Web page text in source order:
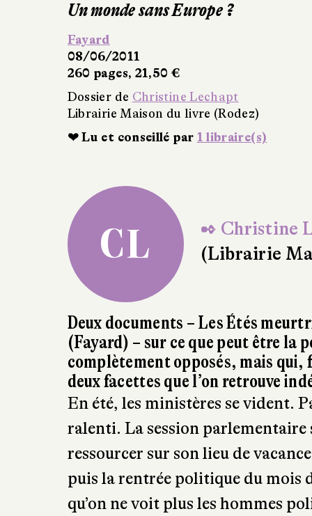
Les Étés meurtriers, Les
12/05/2011
312 pages, 20 €
Dossier deChristine Lechapt
Librairie Maison du livre
❤ Lu et conseillé par1
CL
✒ Christine
(Librairie
Deux documents – Les Étés
(Fayard) – sur ce que peut être
complètement opposés, mais
deux facettes que l’on retrouve
En été, les ministères se vident.
ralenti. La session parlementaire
ressourcer sur son lieu de
puis la rentrée politique du mois
qu’on ne voit plus les hommes